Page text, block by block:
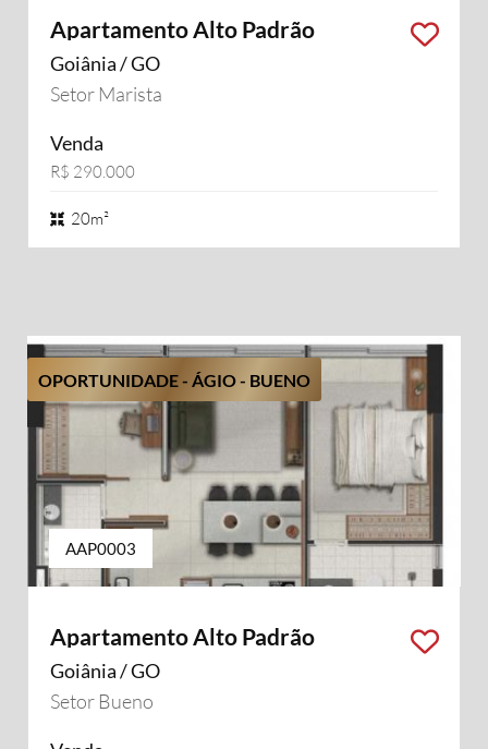
Apartamento Alto Padrão
Goiânia / GO
Setor Marista
Venda
R$ 290.000
20m²
OPORTUNIDADE - ÁGIO - BUENO
AAP0003
Apartamento Alto Padrão
Goiânia / GO
Setor Bueno